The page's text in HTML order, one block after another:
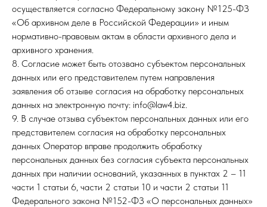
осуществляется согласно Федеральному закону №125-ФЗ
«Об архивном деле в Российской Федерации» и иным
нормативно-правовым актам в области архивного дела и
архивного хранения.
8. Согласие может быть отозвано субъектом персональных
данных или его представителем путем направления
заявления об отзыве согласия на обработку персональных
данных на электронную почту: info@law4.biz.
9. В случае отзыва субъектом персональных данных или его
представителем согласия на обработку персональных
данных Оператор вправе продолжить обработку
персональных данных без согласия субъекта персональных
данных при наличии оснований, указанных в пунктах 2 – 11
части 1 статьи 6, части 2 статьи 10 и части 2 статьи 11
Федерального закона №152-ФЗ «О персональных данных»